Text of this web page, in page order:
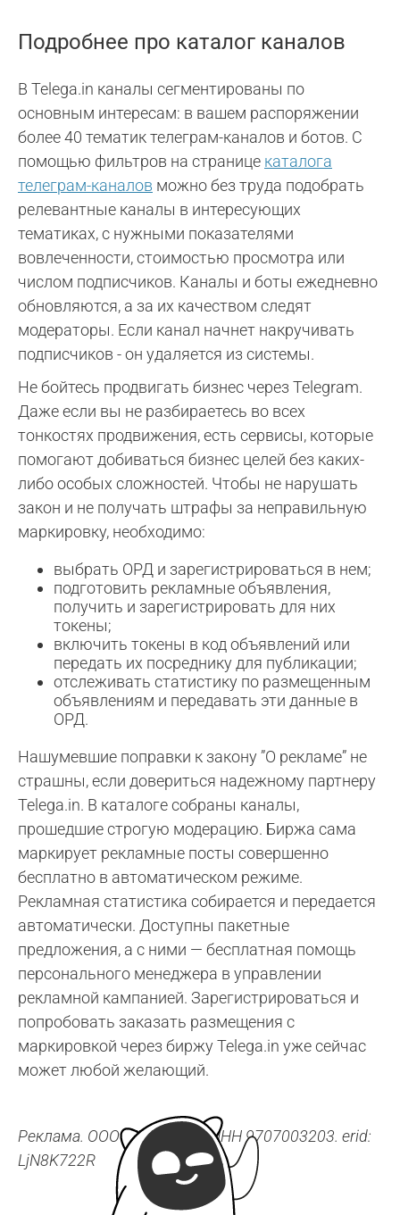
Подробнее про каталог каналов
В Telega.in каналы сегментированы по
основным интересам: в вашем распоряжении
более 40 тематик телеграм-каналов и ботов. С
помощью фильтров на странице каталога
телеграм-каналов можно без труда подобрать
релевантные каналы в интересующих
тематиках, с нужными показателями
вовлеченности, стоимостью просмотра или
числом подписчиков. Каналы и боты ежедневно
обновляются, а за их качеством следят
модераторы. Если канал начнет накручивать
подписчиков - он удаляется из системы.
Не бойтесь продвигать бизнес через Telegram.
Даже если вы не разбираетесь во всех
тонкостях продвижения, есть сервисы, которые
помогают добиваться бизнес целей без каких-
либо особых сложностей. Чтобы не нарушать
закон и не получать штрафы за неправильную
маркировку, необходимо:
выбрать ОРД и зарегистрироваться в нем;
подготовить рекламные объявления,
получить и зарегистрировать для них
токены;
включить токены в код объявлений или
передать их посреднику для публикации;
отслеживать статистику по размещенным
объявлениям и передавать эти данные в
ОРД.
Нашумевшие поправки к закону ”О рекламе” не
страшны, если довериться надежному партнеру
Telega.in. В каталоге собраны каналы,
прошедшие строгую модерацию. Биржа сама
маркирует рекламные посты совершенно
бесплатно в автоматическом режиме.
Рекламная статистика собирается и передается
автоматически. Доступны пакетные
предложения, а с ними — бесплатная помощь
персонального менеджера в управлении
рекламной кампанией. Зарегистрироваться и
попробовать заказать размещения с
маркировкой через биржу Telega.in уже сейчас
может любой желающий.
Реклама. ООО "ТЕЛЕКОТ". ИНН 9707003203. erid:
LjN8K722R